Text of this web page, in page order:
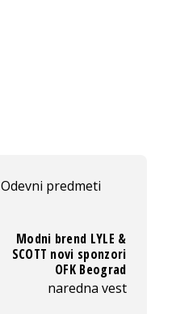
Odevni predmeti
Modni brend LYLE &
SCOTT novi sponzori
OFK Beograd
naredna vest